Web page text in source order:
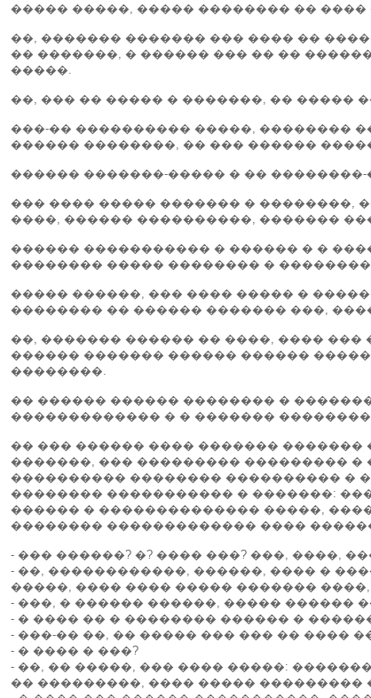
����� �����, ����� �������� ��
��, ������� ������� ��� ���� ��
�� �������, � ������ ��� �� ��
�����.
��, ��� �� ����� � �������, �� �����
���-�� ���������� �����, ��������
������ ��������, �� ��� ������
������ �������-����� � ��
��� ���� ����� ������� � ��������,
����, ������ ����������, �������
������ ����������� � ������ � �
�������� ����� �������� �
����� ������, ��� ���� ����� �
�������� �� ������ ������� ���,
��, ������� ������ �� ����, ����
������ ������� ������ ������
��������.
�� ������ ������ �������� �
������������� � � �������
�� ��� ������ ���� �������
�������, ��� ��������� ���������
���������� �������� ���������� �
�������� ����������� � �������:
������ � �������������� �����,
�������� ������������� ����
- ��� ������? �? ���� ���? ���, ����,
- ��, ������������, ������, ���� �
�����, ���� ���� ����� �������
- ���, � ������ ������, ����� ������
- � ���� �� � �������� ������ �
- ���-�� ��, �� ����� ��� ��� �� ����
- � ���� � ���?
- ��, �� �����, ��� ���� �����:
�� ���������, ���� ����� ���������